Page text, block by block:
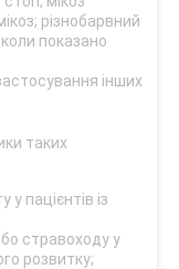
різнобарвний
показано
інших
таких
пацієнтів із
стравоходу у
розвитку;